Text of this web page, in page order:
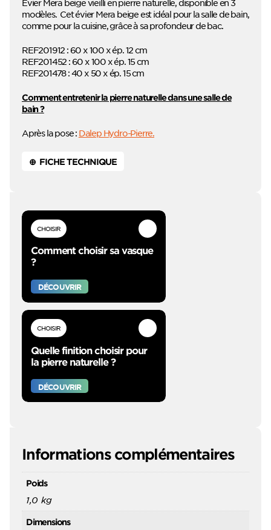
modèles. Cet évier Mera beige est idéal pour la salle de bain,
comme pour la cuisine, grâce à sa profondeur de bac.
REF201912 : 60 x 100 x ép. 12 cm
REF201452 : 60 x 100 x ép. 15 cm
REF201478 : 40 x 50 x ép. 15 cm
Comment entretenir la pierre naturelle dans une salle de
bain ?
Après la pose : Dalep Hydro-Pierre.
⊕ FICHE TECHNIQUE
CHOISIR
Comment choisir sa vasque
?
DÉCOUVRIR
CHOISIR
Quelle finition choisir pour
la pierre naturelle ?
DÉCOUVRIR
Informations complémentaires
Poids
1,0 kg
Dimensions